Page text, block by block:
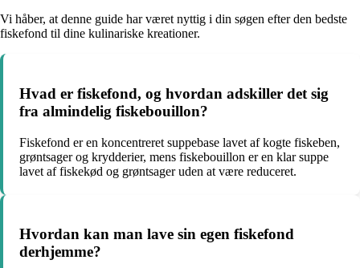
Vi håber, at denne guide har været nyttig i din søgen efter den bedste
fiskefond til dine kulinariske kreationer.
Hvad er fiskefond, og hvordan adskiller det sig
fra almindelig fiskebouillon?
Fiskefond er en koncentreret suppebase lavet af kogte fiskeben,
grøntsager og krydderier, mens fiskebouillon er en klar suppe
lavet af fiskekød og grøntsager uden at være reduceret.
Hvordan kan man lave sin egen fiskefond
derhjemme?